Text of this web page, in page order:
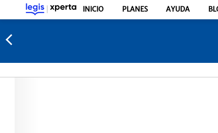
INICIO PLANES AYUDA